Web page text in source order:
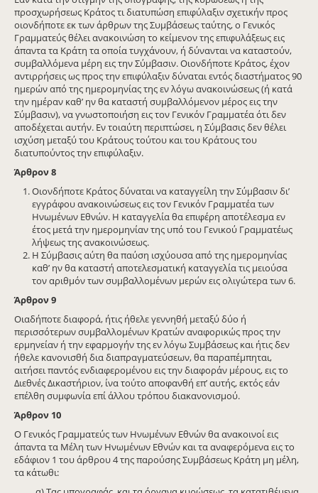
προσχωρήσεως Κράτος τι διατυπώση επιφύλαξιν σχετικήν προς
οιονδήποτε εκ των άρθρων της Συμβάσεως ταύτης, ο Γενικός
Γραμματεύς θέλει ανακοινώση το κείμενον της επιφυλάξεως εις
άπαντα τα Κράτη τα οποία τυγχάνουν, ή δύνανται να καταστούν,
συμβαλλόμενα μέρη εις την Σύμβασιν. Οιονδήποτε Κράτος, έχον
αντιρρήσεις ως προς την επιφύλαξιν δύναται εντός διαστήματος 90
ημερών από της ημερομηνίας της εν λόγω ανακοινώσεως (ή κατά
την ημέραν καθ’ ην θα καταστή συμβαλλόμενον μέρος εις την
Σύμβασιν), να γνωστοποιήση εις τον Γενικόν Γραμματέα ότι δεν
αποδέχεται αυτήν. Εν τοιαύτη περιπτώσει, η Σύμβασις δεν θέλει
ισχύση μεταξύ του Κράτους τούτου και του Κράτους του
διατυπούντος την επιφύλαξιν.
Άρθρον 8
Οιονδήποτε Κράτος δύναται να καταγγείλη την Σύμβασιν δι’
εγγράφου ανακοινώσεως εις τον Γενικόν Γραμματέα των
Ηνωμένων Εθνών. Η καταγγελία θα επιφέρη αποτέλεσμα εν
έτος μετά την ημερομηνίαν της υπό του Γενικού Γραμματέως
λήψεως της ανακοινώσεως.
Η Σύμβασις αύτη θα παύση ισχύουσα από της ημερομηνίας
καθ’ ην θα καταστή αποτελεσματική καταγγελία τις μειούσα
τον αριθμόν των συμβαλλομένων μερών εις ολιγώτερα των 6.
Άρθρον 9
Οιαδήποτε διαφορά, ήτις ήθελε γεννηθή μεταξύ δύο ή
περισσότερων συμβαλλομένων Κρατών αναφορικώς προς την
ερμηνείαν ή την εφαρμογήν της εν λόγω Συμβάσεως και ήτις δεν
ήθελε κανονισθή δια διαπραγματεύσεων, θα παραπέμπηται,
αιτήσει παντός ενδιαφερομένου εις την διαφοράν μέρους, εις το
Διεθνές Δικαστήριον, ίνα τούτο αποφανθή επ’ αυτής, εκτός εάν
επέλθη συμφωνία επί άλλου τρόπου διακανονισμού.
Άρθρον 10
Ο Γενικός Γραμματεύς των Ηνωμένων Εθνών θα ανακοινοί εις
άπαντα τα Μέλη των Ηνωμένων Εθνών και τα αναφερόμενα εις το
εδάφιον 1 του άρθρου 4 της παρούσης Συμβάσεως Κράτη μη μέλη,
τα κάτωθι: